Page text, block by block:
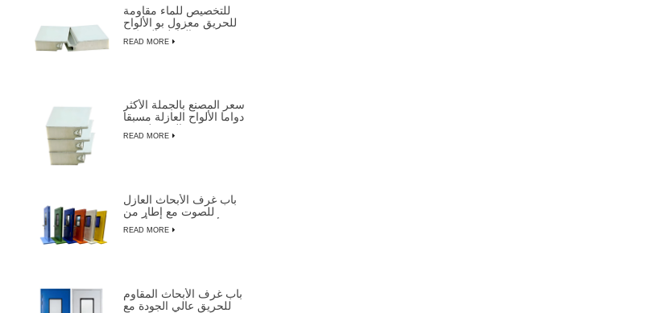
للتخصيص للماء مقاومة
للحريق معزول بو الألواح
العازلة المركبة
READ MORE
سعر المصنع بالجملة الأكثر
دواما الألواح العازلة مسبقا
READ MORE
باب غرف الأبحاث العازل
للصوت مع إطار من
الألومنيوم لتصنيع أشباه
الموصلات
READ MORE
باب غرف الأبحاث المقاوم
للحريق عالي الجودة مع